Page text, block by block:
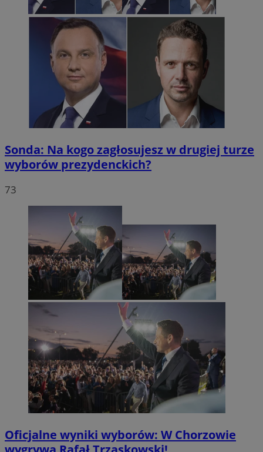
Sonda: Na kogo zagłosujesz w drugiej turze
wyborów prezydenckich?
73
Oficjalne wyniki wyborów: W Chorzowie